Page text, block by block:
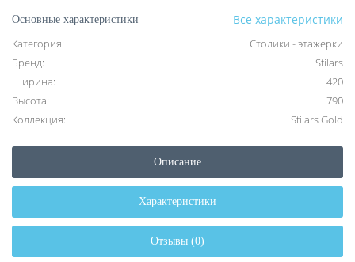
Основные характеристики Все характеристики
Категория:
Столики - этажерки
Бренд:
Stilars
Ширина:
420
Высота:
790
Коллекция:
Stilars Gold
Описание
Характеристики
Отзывы (0)